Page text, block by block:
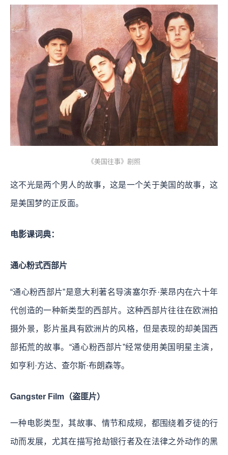
《美国往事》剧照
这不光是两个男人的故事，这是一个关于美国的故事，这
是美国梦的正反面。
电影课词典：
通心粉式西部片
“通心粉西部片”是意大利著名导演塞尔乔·莱昂内在六十年
代创造的一种新类型的西部片。这种西部片往往在欧洲拍
摄外景，影片虽具有欧洲片的风格，但是表现的却美国西
部拓荒的故事。“通心粉西部片”经常使用美国明星主演，
如亨利·方达、查尔斯·布朗森等。
Gangster Film（盗匪片）
一种电影类型，其故事、情节和成规，都围绕着歹徒的行
动而发展，尤其在描写抢劫银行者及在法律之外动作的黑